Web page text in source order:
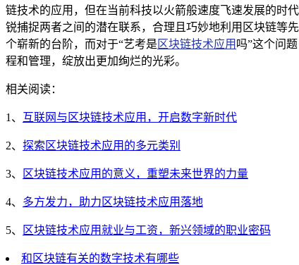
链技术的应用，但在当前科技以火箭般速度飞速发展的时
锐捕捉两者之间的潜在联系，合理且巧妙地利用区块链等
个崭新的台阶，而对于“艺考是 区块链技术应用 吗”这个问
程和管理，绽放出更加绚烂的光彩。
相关阅读：
1、 互联网与区块链技术应用，开启数字新时代
2、 探索区块链技术应用的多元类别
3、 区块链技术应用的意义，重塑未来世界的力量
4、 多方发力，助力区块链技术应用落地
5、 区块链技术应用就业与工资，新兴领域的职业密码
和区块链有关的数字技术有哪些